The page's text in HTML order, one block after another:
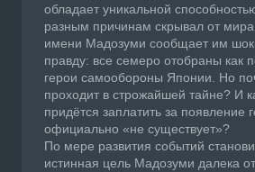
обладает уникальной
разным причинам скрывал от
имени Мадозуми сообщает им
правду: все семеро отобраны как
герои самообороны Японии. Но
проходит в строжайшей тайне? И
придётся заплатить за появление
официально «не существует»?
По мере развития событий
истинная цель Мадозуми далека